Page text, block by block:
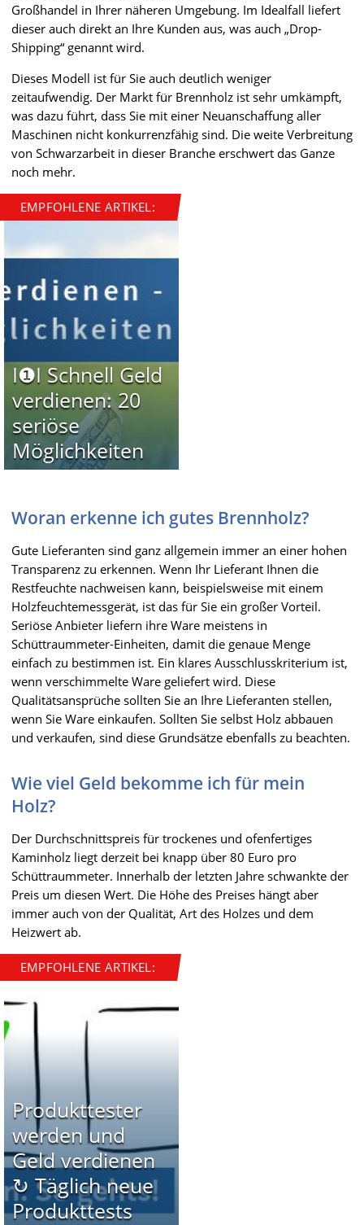
Großhandel in Ihrer näheren Umgebung. Im Idealfall liefert
dieser auch direkt an Ihre Kunden aus, was auch „Drop-
Shipping“ genannt wird.
Dieses Modell ist für Sie auch deutlich weniger
zeitaufwendig. Der Markt für Brennholz ist sehr umkämpft,
was dazu führt, dass Sie mit einer Neuanschaffung aller
Maschinen nicht konkurrenzfähig sind. Die weite Verbreitung
von Schwarzarbeit in dieser Branche erschwert das Ganze
noch mehr.
EMPFOHLENE ARTIKEL:
I❶I Schnell Geld
verdienen: 20
seriöse
Möglichkeiten
Woran erkenne ich gutes Brennholz?
Gute Lieferanten sind ganz allgemein immer an einer hohen
Transparenz zu erkennen. Wenn Ihr Lieferant Ihnen die
Restfeuchte nachweisen kann, beispielsweise mit einem
Holzfeuchtemessgerät, ist das für Sie ein großer Vorteil.
Seriöse Anbieter liefern ihre Ware meistens in
Schüttraummeter-Einheiten, damit die genaue Menge
einfach zu bestimmen ist. Ein klares Ausschlusskriterium ist,
wenn verschimmelte Ware geliefert wird. Diese
Qualitätsansprüche sollten Sie an Ihre Lieferanten stellen,
wenn Sie Ware einkaufen. Sollten Sie selbst Holz abbauen
und verkaufen, sind diese Grundsätze ebenfalls zu beachten.
Wie viel Geld bekomme ich für mein
Holz?
Der Durchschnittspreis für trockenes und ofenfertiges
Kaminholz liegt derzeit bei knapp über 80 Euro pro
Schüttraummeter. Innerhalb der letzten Jahre schwankte der
Preis um diesen Wert. Die Höhe des Preises hängt aber
immer auch von der Qualität, Art des Holzes und dem
Heizwert ab.
EMPFOHLENE ARTIKEL:
Produkttester
werden und
Geld verdienen
↻ Täglich neue
Produkttests